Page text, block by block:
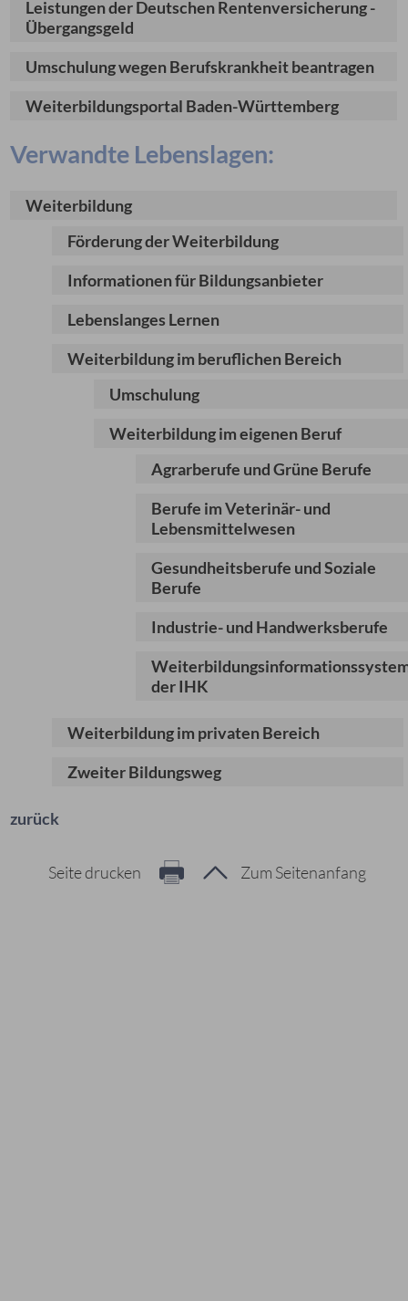
Leistungen der Deutschen Rentenversicherung -
Übergangsgeld
Umschulung wegen Berufskrankheit beantragen
Weiterbildungsportal Baden-Württemberg
Verwandte Lebenslagen:
Weiterbildung
Förderung der Weiterbildung
Informationen für Bildungsanbieter
Lebenslanges Lernen
Weiterbildung im beruflichen Bereich
Umschulung
Weiterbildung im eigenen Beruf
Agrarberufe und Grüne Berufe
Berufe im Veterinär- und
Lebensmittelwesen
Gesundheitsberufe und Soziale
Berufe
Industrie- und Handwerksberufe
der IHK
Weiterbildung im privaten Bereich
Zweiter Bildungsweg
zurück
Zum Seitenanfang
Seite drucken